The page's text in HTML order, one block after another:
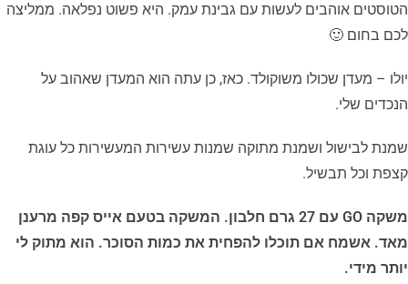
הטוסטים אוהבים לעשות עם גבינת עמק. היא פשוט נפלאה. ממליצה
לכם בחום 🙂
יולו – מעדן שכולו משוקולד. כאז, כן עתה הוא המעדן שאהוב על
הנכדים שלי.
שמנת לבישול ושמנת מתוקה שמנות עשירות המעשירות כל עוגת
קצפת וכל תבשיל.
משקה GO עם 27 גרם חלבון. המשקה בטעם אייס קפה מרענן
מאד. אשמח אם תוכלו להפחית את כמות הסוכר. הוא מתוק לי
יותר מידי.